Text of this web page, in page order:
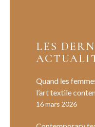
LES
Quand les
l’art textile
16 mars 2026